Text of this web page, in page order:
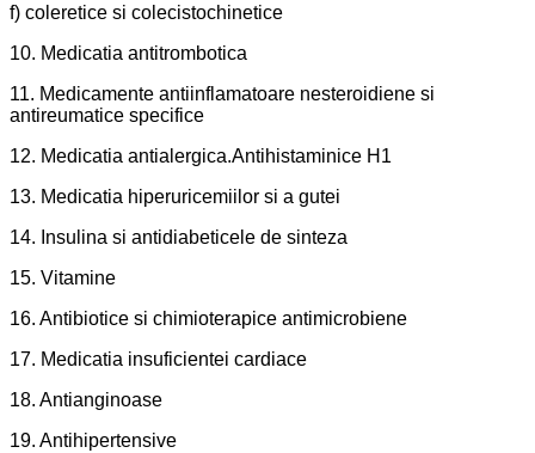
f) coleretice si colecistochinetice
10. Medicatia antitrombotica
11. Medicamente antiinflamatoare nesteroidiene si
antireumatice specifice
12. Medicatia antialergica.Antihistaminice H1
13. Medicatia hiperuricemiilor si a gutei
14. Insulina si antidiabeticele de sinteza
15. Vitamine
16. Antibiotice si chimioterapice antimicrobiene
17. Medicatia insuficientei cardiace
18. Antianginoase
19. Antihipertensive